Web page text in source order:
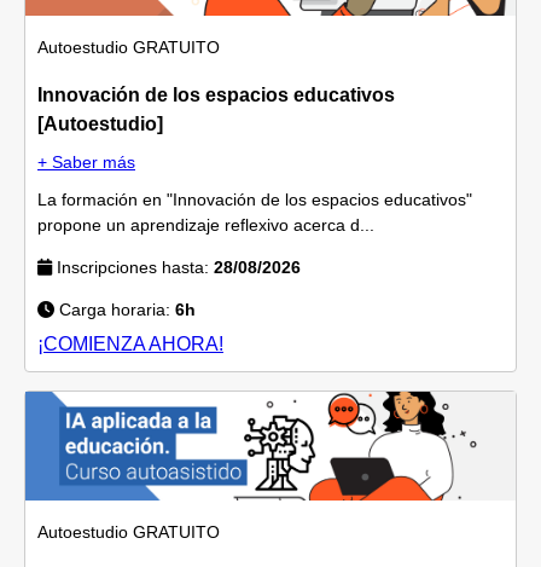
Autoestudio GRATUITO
Innovación de los espacios educativos
[Autoestudio]
+ Saber más
La formación en "Innovación de los espacios educativos"
propone un aprendizaje reflexivo acerca d...
Inscripciones hasta: 28/08/2026
Carga horaria: 6h
¡COMIENZA AHORA!
Autoestudio GRATUITO